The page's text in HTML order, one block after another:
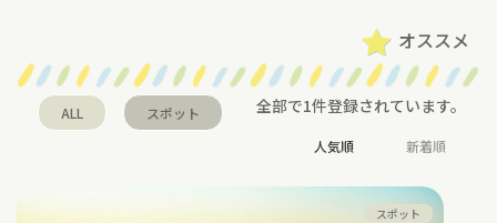
オススメ
ALL スポット 全部で1件登録されています。
人気順 新着順
スポット